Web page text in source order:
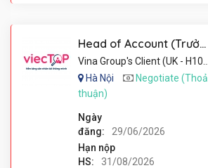
Head of Account (Trưởng phòng Account)
Hà Nội
Negotiate (Thoả
thuận)
Ngày
đăng:
29/06/2026
Hạn nộp
HS:
31/08/2026